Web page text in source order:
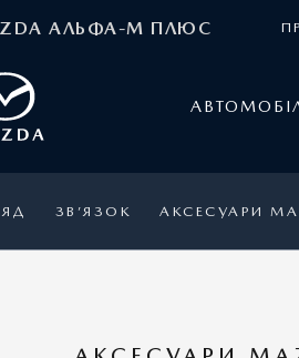
АЛЬФА-М ПЛЮС
ЗВ’ЯЗОК АКСЕСУАРИ